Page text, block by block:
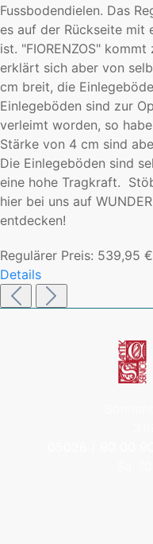
Fussbodendielen. Das
es auf der Rückseite mit
ist. "FIORENZOS"
erklärt sich aber von
cm breit, die
Einlegeböden sind zur
verleimt worden, so
Stärke von 4 cm sind
Die Einlegeböden sind
eine hohe Tragkraft.
hier bei uns auf
entdecken!
Regulärer Preis: 539,95 €
Details